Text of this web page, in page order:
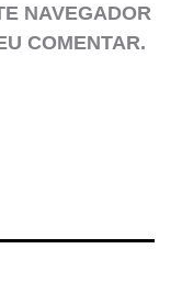
NAVEGADOR
COMENTAR.